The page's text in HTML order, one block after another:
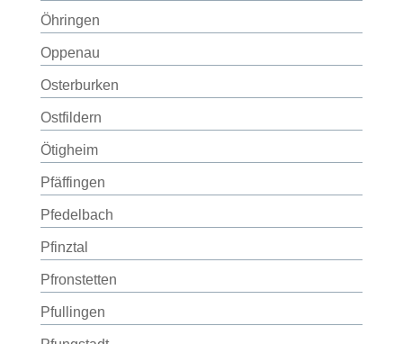
Öhringen
Oppenau
Osterburken
Ostfildern
Ötigheim
Pfäffingen
Pfedelbach
Pfinztal
Pfronstetten
Pfullingen